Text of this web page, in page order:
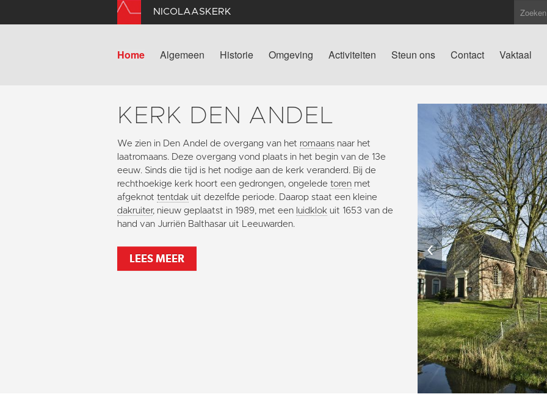
NICOLAASKERK
Home Algemeen Historie Omgeving Activiteiten Steun ons Contact Vaktaal
KERK DEN ANDEL
We zien in Den Andel de overgang van het romaans naar het
laatromaans. Deze overgang vond plaats in het begin van de 13e
eeuw. Sinds die tijd is het nodige aan de kerk veranderd. Bij de
rechthoekige kerk hoort een gedrongen, ongelede toren met
afgeknot tentdak uit dezelfde periode. Daarop staat een kleine
dakruiter, nieuw geplaatst in 1989, met een luidklok uit 1653 van de
hand van Jurriën Balthasar uit Leeuwarden.
LEES MEER ‹